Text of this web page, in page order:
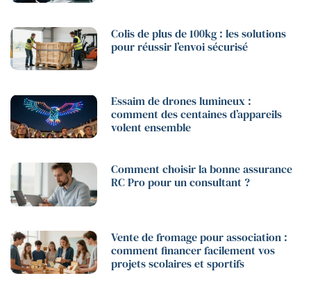
Colis de plus de 100kg : les solutions
pour réussir l’envoi sécurisé
Essaim de drones lumineux :
comment des centaines d’appareils
volent ensemble
Comment choisir la bonne assurance
RC Pro pour un consultant ?
Vente de fromage pour association :
comment financer facilement vos
projets scolaires et sportifs